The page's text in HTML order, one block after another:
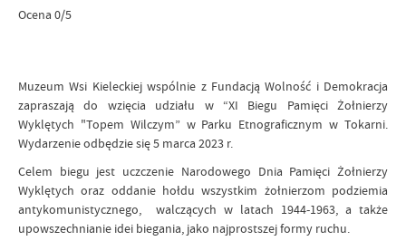
Ocena 0/5
Muzeum Wsi Kieleckiej wspólnie z Fundacją Wolność i Demokracja
zapraszają do wzięcia udziału w “XI Biegu Pamięci Żołnierzy
Wyklętych "Topem Wilczym” w Parku Etnograficznym w Tokarni.
Wydarzenie odbędzie się 5 marca 2023 r.
Celem biegu jest uczczenie Narodowego Dnia Pamięci Żołnierzy
Wyklętych oraz oddanie hołdu wszystkim żołnierzom podziemia
antykomunistycznego, walczących w latach 1944-1963, a także
upowszechnianie idei biegania, jako najprostszej formy ruchu.